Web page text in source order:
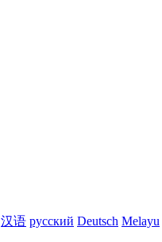
汉语 русский Deutsch Melayu